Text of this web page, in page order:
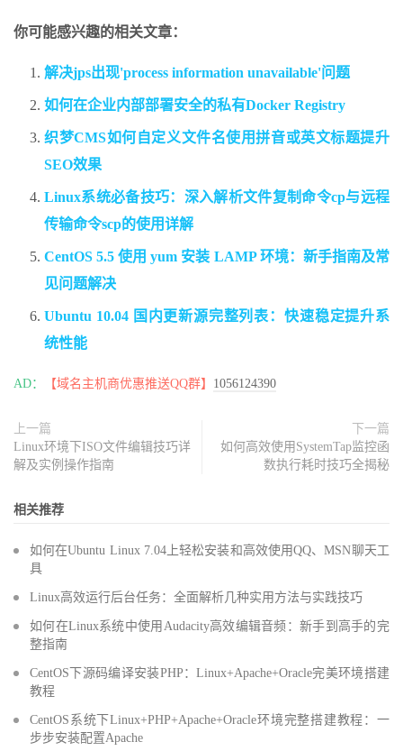
你可能感兴趣的相关文章：
解决jps出现'process information unavailable'问题
如何在企业内部部署安全的私有Docker Registry
织梦CMS如何自定义文件名使用拼音或英文标题提升
SEO效果
Linux系统必备技巧：深入解析文件复制命令cp与远程
传输命令scp的使用详解
CentOS 5.5 使用 yum 安装 LAMP 环境：新手指南及常
见问题解决
Ubuntu 10.04 国内更新源完整列表：快速稳定提升系
统性能
AD： 【域名主机商优惠推送QQ群】 1056124390
上一篇
Linux环境下ISO文件编辑技巧详
解及实例操作指南
下一篇
如何高效使用SystemTap监控函
数执行耗时技巧全揭秘
相关推荐
如何在Ubuntu Linux 7.04上轻松安装和高效使用QQ、MSN聊天工
具
Linux高效运行后台任务：全面解析几种实用方法与实践技巧
如何在Linux系统中使用Audacity高效编辑音频：新手到高手的完
整指南
CentOS下源码编译安装PHP：Linux+Apache+Oracle完美环境搭建
教程
CentOS系统下Linux+PHP+Apache+Oracle环境完整搭建教程：一
步步安装配置Apache